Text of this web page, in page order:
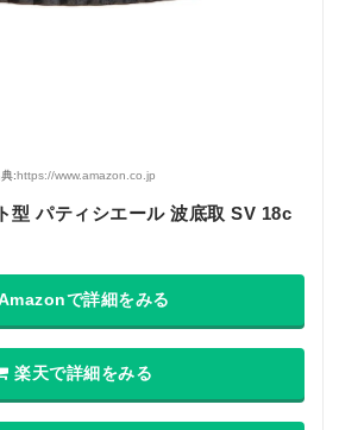
:https://www.amazon.co.jp
型 パティシエール 波底取 SV 18c
で詳細をみる
楽天で詳細をみる